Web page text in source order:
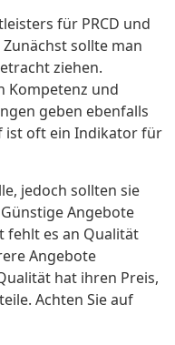
für PRCD und
sollte man
ziehen.
Kompetenz und
geben ebenfalls
ist oft ein Indikator für
jedoch sollten sie
Angebote
fehlt es an Qualität
Angebote
hat ihren Preis,
Achten Sie auf